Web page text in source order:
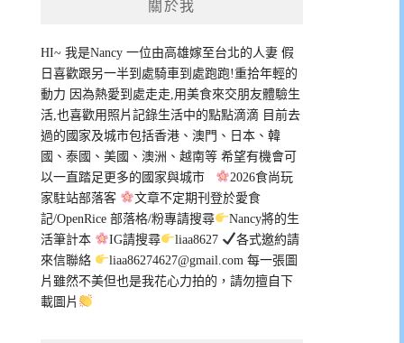
關於我
HI~ 我是Nancy 一位由高雄嫁至台北的人妻 假
日喜歡跟另一半到處騎車到處跑跑!重拾年輕的
動力 因為熱愛到處走走,用美食來交朋友體驗生
活,也喜歡用照片記錄生活中的點點滴滴 目前去
過的國家及城市包括香港、澳門、日本、韓
國、泰國、美國、澳洲、越南等 希望有機會可
以一直踏足更多的國家與城市
2026食尚玩
家駐站部落客
文章不定期刊登於愛食
記/OpenRice 部落格/粉專請搜尋
Nancy將的生
活筆計本
IG請搜尋 liaa8627
各式邀約請
來信聯絡
liaa86274627@gmail.com 每一張圖
片雖然不美但也是我花心力拍的，請勿擅自下
載圖片